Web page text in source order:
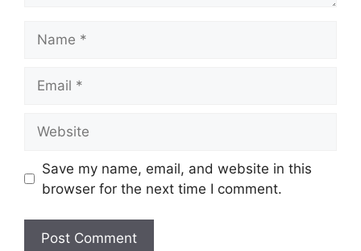
Save my name, email, and website in this
browser for the next time I comment.